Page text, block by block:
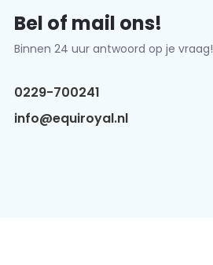
Bel of mail ons!
Binnen 24 uur antwoord op je vraag!
0229-700241
info@equiroyal.nl